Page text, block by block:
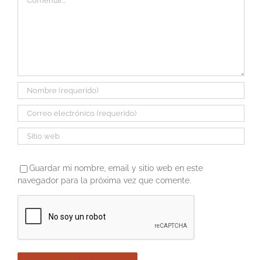
Guardar mi nombre, email y sitio web en este
navegador para la próxima vez que comente.